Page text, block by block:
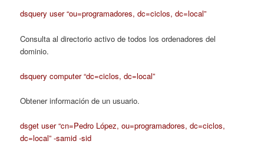
dsquery user “ou=programadores, dc=ciclos, dc=local”
Consulta al directorio activo de todos los ordenadores del
dominio.
dsquery computer “dc=ciclos, dc=local”
Obtener información de un usuario.
dsget user “cn=Pedro López, ou=programadores, dc=ciclos,
dc=local” -samid -sid